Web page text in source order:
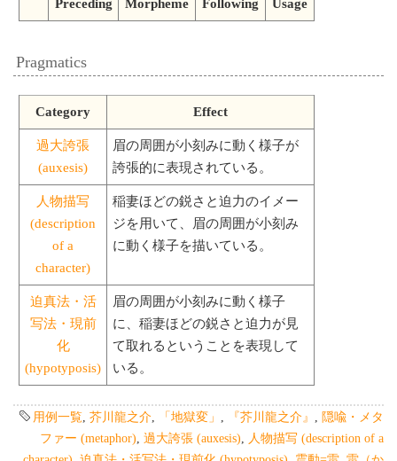
Preceding Morpheme Following Usage
Pragmatics
Category Effect
過大誇張
(auxesis)
眉の周囲が小刻みに動く様子が
誇張的に表現されている。
人物描写
(description
of a
character)
稲妻ほどの鋭さと迫力のイメー
ジを用いて、眉の周囲が小刻み
に動く様子を描いている。
迫真法・活
写法・現前
化
(hypotyposis)
眉の周囲が小刻みに動く様子
に、稲妻ほどの鋭さと迫力が見
て取れるということを表現して
いる。
用例一覧 芥川龍之介 「地獄変」 『芥川龍之介』
隠喩・メタ
ファー (metaphor) 過大誇張 (auxesis)
人物描写 (description of a